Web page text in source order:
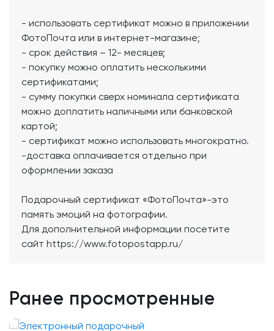
- использовать сертификат можно в приложении
ФотоПочта или в интернет-магазине;
- срок действия – 12- месяцев;
- покупку можно оплатить несколькими
сертификатами;
- сумму покупки сверх номинала сертификата
можно доплатить наличными или банковской
картой;
- сертификат можно использовать многократно.
-доставка оплачивается отдельно при
оформлении заказа
Подарочный сертификат «ФотоПочта»-это
память эмоций на фотографии.
Для дополнительной информации посетите
сайт https://www.fotopostapp.ru/
Ранее просмотренные